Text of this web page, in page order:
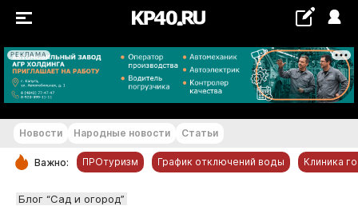
РЕКЛАМА
+22...+23 °С
РУБРИКИ
Новости Народные новости Статьи
Важно: ПРОтуризм График отключений воды Клиника
Блог “Сад и огород”